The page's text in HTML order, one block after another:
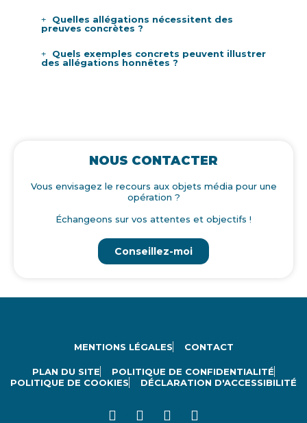
Quelles allégations nécessitent des
preuves concrètes ?
Quels exemples concrets peuvent illustrer
des allégations honnêtes ?
NOUS CONTACTER
Vous envisagez le recours aux objets média pour une
opération ?
Échangeons sur vos attentes et objectifs !
Conseillez-moi
MENTIONS LÉGALES CONTACT
PLAN DU SITE
POLITIQUE DE CONFIDENTIALITÉ
POLITIQUE DE COOKIES
DÉCLARATION D'ACCESSIBILITÉ